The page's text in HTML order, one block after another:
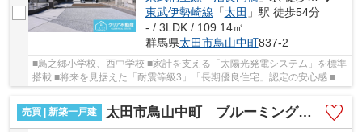
東武伊勢崎線 「太田 」駅 徒歩54分
- / 3LDK / 109.14㎡
群馬県太田市鳥山中町837-2
■鳥之郷小学校、西中学校 ■家計を支える「太陽光発電システム」を標準
搭載 ■将来を見据えた「耐震等級3」「長期優良住宅」認定の安心感 ■カ
売買 | 新築一戸建
太田市鳥山中町 ブルーミングガーデン